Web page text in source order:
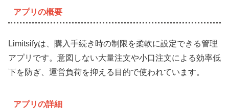
アプリの概要
Limitsifyは、購入手続き時の制限を柔軟に設定できる管理
アプリです。意図しない大量注文や小口注文による効率低
下を防ぎ、運営負荷を抑える目的で使われています。
アプリの詳細